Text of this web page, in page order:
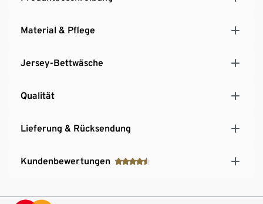
Material & Pflege
Jersey-Bettwäsche
Qualität
Lieferung & Rücksendung
Kundenbewertungen